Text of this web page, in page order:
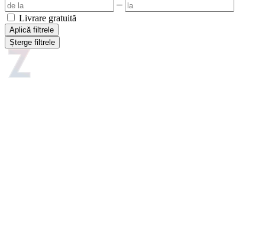
Livrare gratuită
Aplică filtrele
Șterge filtrele